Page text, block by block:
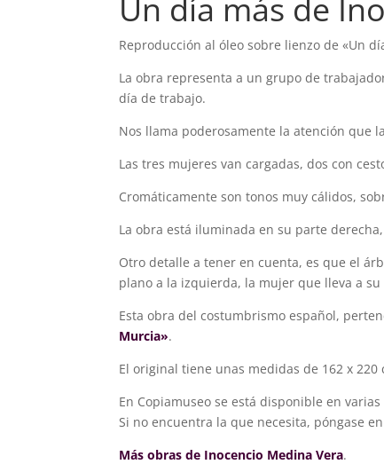
Un día más de
Reproducción al óleo sobre lienzo de «Un
La obra representa a un grupo de
día de trabajo.
Nos llama poderosamente la atención que
Las tres mujeres van cargadas, dos con
Cromáticamente son tonos muy cálidos,
La obra está iluminada en su parte
Otro detalle a tener en cuenta, es que el
plano a la izquierda, la mujer que lleva a
Esta obra del costumbrismo español,
Murcia».
El original tiene unas medidas de 162 x 220
En Copiamuseo se está disponible en
Si no encuentra la que necesita, póngase
Más obras de Inocencio Medina Vera.